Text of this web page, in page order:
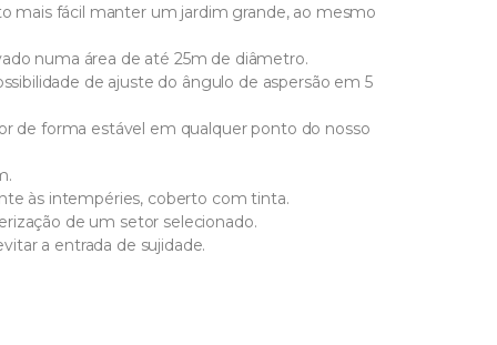
mais fácil manter um jardim grande, ao mesmo
numa área de até 25m de diâmetro.
de ajuste do ângulo de aspersão em 5
de forma estável em qualquer ponto do nosso
às intempéries, coberto com tinta.
de um setor selecionado.
a entrada de sujidade.